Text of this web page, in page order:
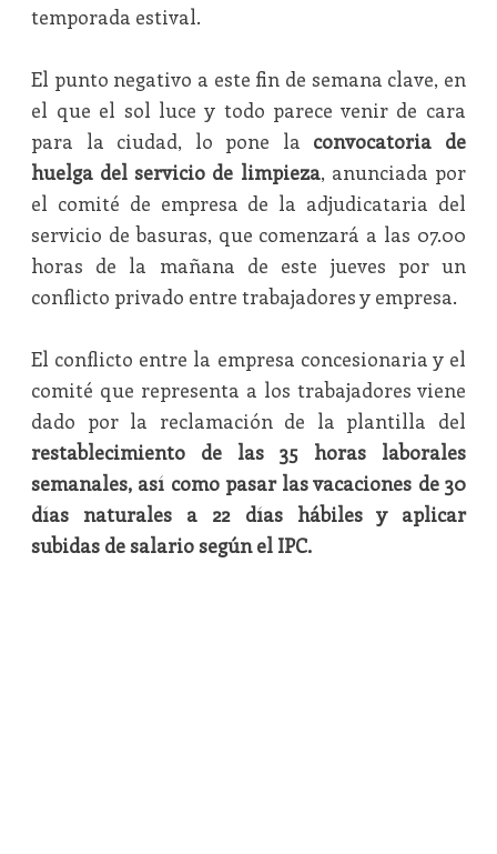
temporada estival.
El punto negativo a este fin de semana clave, en
el que el sol luce y todo parece venir de cara
para la ciudad, lo pone la convocatoria de
huelga del servicio de limpieza, anunciada por
el comité de empresa de la adjudicataria del
servicio de basuras, que comenzará a las 07.00
horas de la mañana de este jueves por un
conflicto privado entre trabajadores y empresa.
El conflicto entre la empresa concesionaria y el
comité que representa a los trabajadores viene
dado por la reclamación de la plantilla del
restablecimiento de las 35 horas laborales
semanales, así como pasar las vacaciones de 30
días naturales a 22 días hábiles y aplicar
subidas de salario según el IPC.